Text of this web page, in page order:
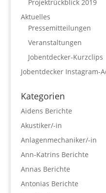
Projektrückblick 2019
Aktuelles
Pressemitteilungen
Veranstaltungen
Jobentdecker-Kurzclips
Jobentdecker Instagram-
Kategorien
Aidens Berichte
Akustiker/-in
Anlagenmechaniker/-in
Ann-Katrins Berichte
Annas Berichte
Antonias Berichte